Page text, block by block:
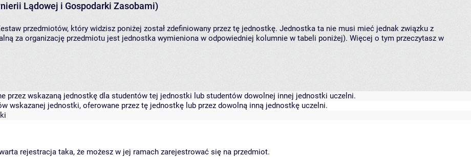
Lądowej i Gospodarki Zasobami)
przedmiotów, który widzisz poniżej został zdefiniowany przez tę jednostkę. Jednostka ta nie musi mieć jednak związku z
za organizację przedmiotu jest jednostka wymieniona w odpowiedniej kolumnie w tabeli poniżej). Więcej o tym przeczytasz w
przez wskazaną jednostkę dla studentów tej jednostki lub studentów dowolnej innej jednostki uczelni.
wskazanej jednostki, oferowane przez tę jednostkę lub przez dowolną inną jednostkę uczelni.
rejestracja taka, że możesz w jej ramach zarejestrować się na przedmiot.